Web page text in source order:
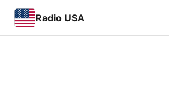
Radio USA